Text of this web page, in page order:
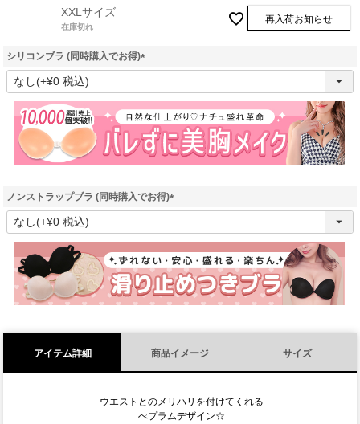
XXLサイズ
在庫切れ
再入荷お知らせ
シリコンブラ (同時購入でお得)
(
須
)
ノンストラップブラ (同時購入でお得)
(
須
)
アイテム詳細 商品イメージ サイズ
ウエストとのメリハリを付けてくれる
ぺプラムデザイン☆